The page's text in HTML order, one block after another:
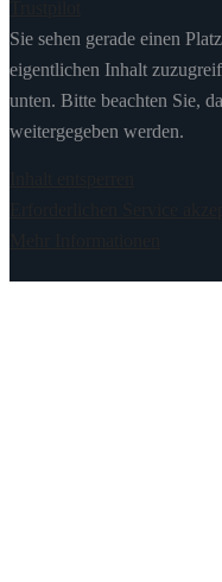
Sie sehen gerade einen
eigentlichen Inhalt
unten. Bitte beachten Sie,
weitergegeben werden.